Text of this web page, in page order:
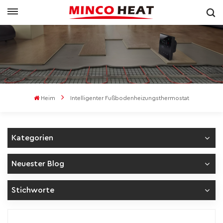
Heim Intelligenter Fußbodenheizungsthermostat
Kategorien
Neuester Blog
Stichworte